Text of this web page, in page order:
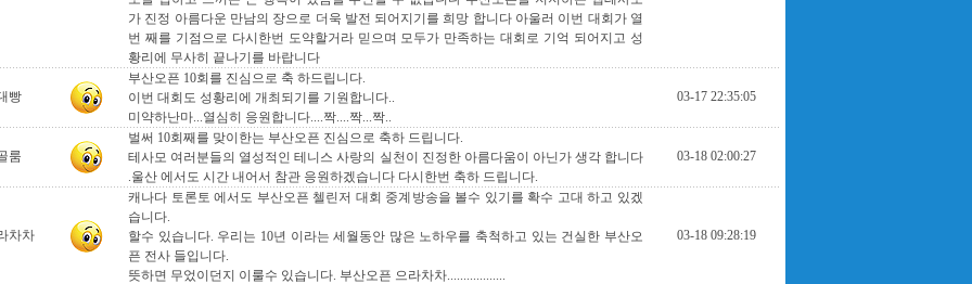
가 진정 아름다운 만남의 장으로 더욱 발전 되어지기를 희망 합니다 아울러 이번 대회가 열
번 째를 기점으로 다시한번 도약할거라 믿으며 모두가 만족하는 대회로 기억 되어지고 성
황리에 무사히 끝나기를 바랍니다
빵
부산오픈 10회를 진심으로 축 하드립니다.
이번 대회도 성황리에 개최되기를 기원합니다..
미약하난마...열심히 응원합니다....짝....짝...짝..
03-17 22:35:05
룸
벌써 10회째를 맞이한는 부산오픈 진심으로 축하 드립니다.
테사모 여러분들의 열성적인 테니스 사랑의 실천이 진정한 아름다움이 아닌가 생각 합니다
.울산 에서도 시간 내어서 참관 응원하겠습니다 다시한번 축하 드립니다.
03-18 02:00:27
차차
캐나다 토론토 에서도 부산오픈 첼린저 대회 중계방송을 볼수 있기를 확수 고대 하고 있겠
습니다.
할수 있습니다. 우리는 10년 이라는 세월동안 많은 노하우를 축척하고 있는 건실한 부산오
픈 전사 들입니다.
뜻하면 무었이던지 이룰수 있습니다. 부산오픈 으라차차..................
03-18 09:28:19